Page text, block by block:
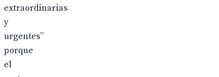
extraordinarias
y
urgentes”
porque
el